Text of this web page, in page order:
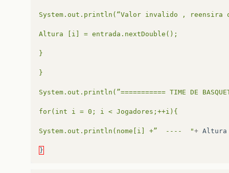
System.out.println(“Valor invalido ,
Altura [i] = entrada.nextDouble();
}
}
System.out.println(”=========== TIME DE
for(int i = 0; i < Jogadores;++i){
System.out.println(nome[i] +”  ----  "+ Altura
}